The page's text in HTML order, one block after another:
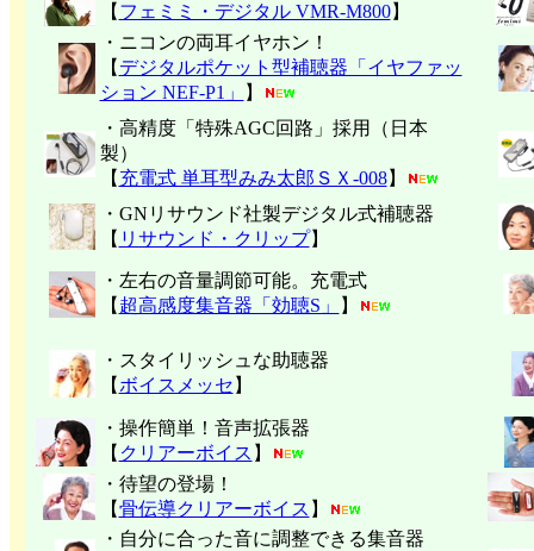
【 フェミミ・デジタル VMR-M800】
・ニコンの両耳イヤホン！
【 デジタルポケット型補聴器「イヤファッ
ション NEF-P1」
】
・高精度「特殊AGC回路」採用（日本
製）
【 充電式 単耳型みみ太郎ＳＸ-008】
・GNリサウンド社製デジタル式補聴器
【 リサウンド・クリップ】
・左右の音量調節可能。充電式
【 超高感度集音器「効聴S」 】
・スタイリッシュな助聴器
【 ボイスメッセ 】
・操作簡単！音声拡張器
【 クリアーボイス 】
・待望の登場！
【骨伝導クリアーボイス 】
・自分に合った音に調整できる集音器